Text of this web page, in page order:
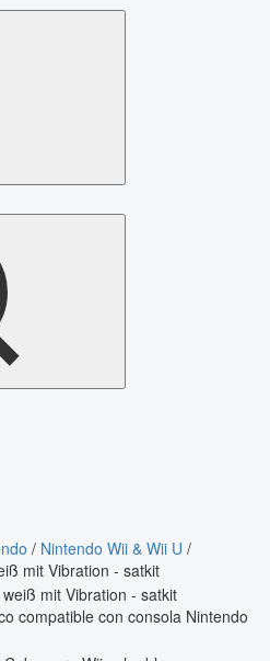
/ Nintendo Wii & Wii U /
mit Vibration - satkit